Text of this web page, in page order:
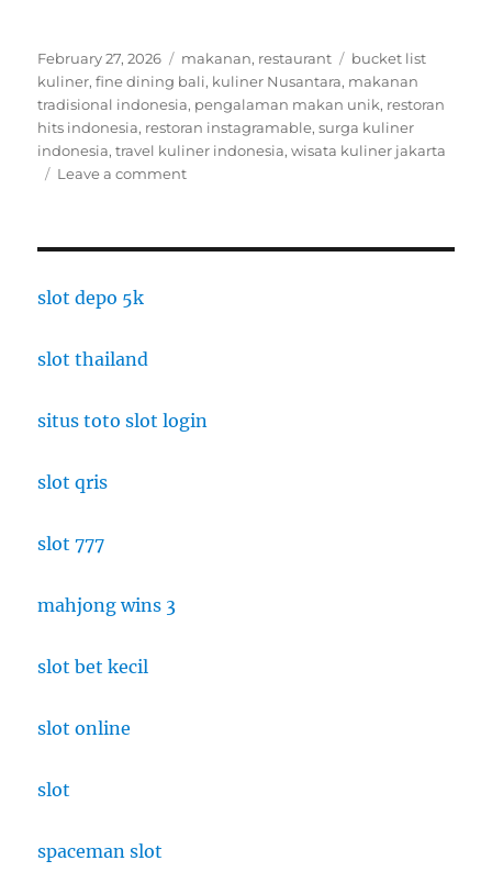
Posted
on
February 27, 2026 Categories
makanan, restaurant Tags
bucket list
kuliner,fine dining bali, kuliner Nusantara, makanan
tradisional indonesia, pengalaman makan unik, restoran
hits indonesia, restoran instagramable,surga kuliner
indonesia,travel kuliner indonesia,wisata kuliner jakarta
Leave a commenton
Terlupakan
slot depo 5k
slot thailand
situs toto slot login
slot qris
slot 777
mahjong wins 3
slot bet kecil
slot online
slot
spaceman slot